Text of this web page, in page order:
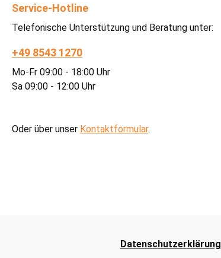
Service-Hotline
Telefonische Unterstützung und Beratung unter:
+49 8543 1270
Mo-Fr 09:00 - 18:00 Uhr
Sa 09:00 - 12:00 Uhr
Oder über unser Kontaktformular.
Datenschutzerklärung